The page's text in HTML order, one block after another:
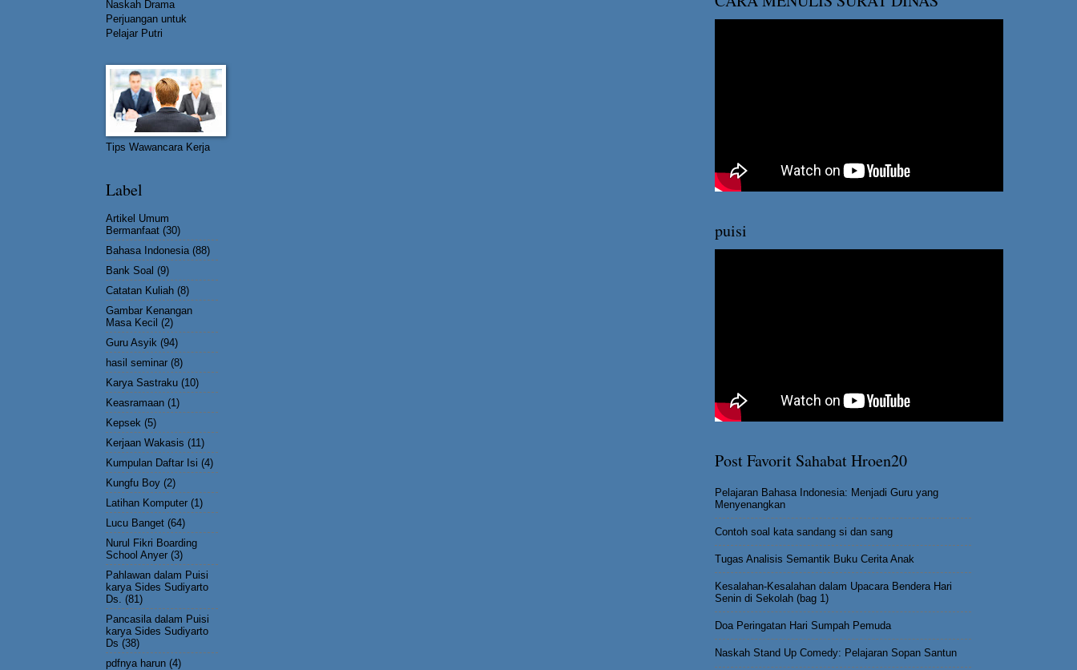
Naskah Drama
Perjuangan untuk
Pelajar Putri
Tips Wawancara Kerja
Label
Artikel Umum
Bermanfaat (30)
Bahasa Indonesia (88)
Bank Soal (9)
Catatan Kuliah (8)
Gambar Kenangan
Masa Kecil (2)
Guru Asyik (94)
hasil seminar (8)
Karya Sastraku (10)
Keasramaan (1)
Kepsek (5)
Kerjaan Wakasis (11)
Kumpulan Daftar Isi (4)
Kungfu Boy (2)
Latihan Komputer (1)
Lucu Banget (64)
Nurul Fikri Boarding
School Anyer (3)
Pahlawan dalam Puisi
karya Sides Sudiyarto
Ds. (81)
Pancasila dalam Puisi
karya Sides Sudiyarto
Ds (38)
pdfnya harun (4)
puisi
Post Favorit Sahabat Hroen20
Pelajaran Bahasa Indonesia: Menjadi Guru yang
Menyenangkan
Contoh soal kata sandang si dan sang
Tugas Analisis Semantik Buku Cerita Anak
Kesalahan-Kesalahan dalam Upacara Bendera Hari
Senin di Sekolah (bag 1)
Doa Peringatan Hari Sumpah Pemuda
Naskah Stand Up Comedy: Pelajaran Sopan Santun